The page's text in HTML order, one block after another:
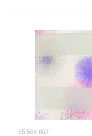
65.564.807